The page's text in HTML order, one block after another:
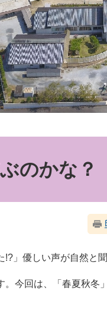
のかな？
!?」優しい声が自然と聞
今回は、「春夏秋冬